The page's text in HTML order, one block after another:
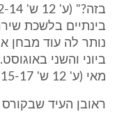
בינתיים בלשכת
נותר לה עוד מבחן
ביוני והשני
מאי (ע' 12 ש' 15-17).
ראובן העיד